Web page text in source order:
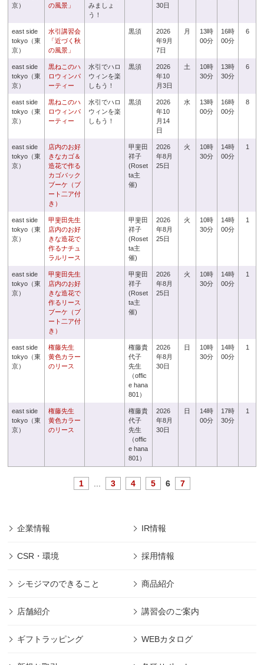
京）
の風景」
みましょ
う！
30日
east side
tokyo（東
京）
水引講習会
「近づく秋
の風景」
黒須
2026
年9月
7日
月
13時
00分
16時
00分
6
east side
tokyo（東
京）
黒ねこのハ
ロウィンパ
ーティー
水引でハロ
ウィンを楽
しもう！
黒須
2026
年10
月3日
土
10時
30分
13時
30分
6
east side
tokyo（東
京）
黒ねこのハ
ロウィンパ
ーティー
水引でハロ
ウィンを楽
しもう！
黒須
2026
年10
月14
日
水
13時
00分
16時
00分
8
east side
tokyo（東
京）
店内のお好
きなカゴ＆
造花で作る
カゴバック
ブーケ（ブ
ート二ア付
き）
甲斐田
祥子
(Roset
ta主
催)
2026
年8月
25日
火
10時
30分
14時
00分
1
east side
tokyo（東
京）
甲斐田先生
店内のお好
きな造花で
作るナチュ
ラルリース
甲斐田
祥子
(Roset
ta主
催)
2026
年8月
25日
火
10時
30分
14時
00分
1
east side
tokyo（東
京）
甲斐田先生
店内のお好
きな造花で
作るリース
ブーケ（ブ
ート二ア付
き）
甲斐田
祥子
(Roset
ta主
催)
2026
年8月
25日
火
10時
30分
14時
00分
1
east side
tokyo（東
京）
権藤先生
黄色カラー
のリース
権藤貴
代子
先生
（offic
e hana
801）
2026
年8月
30日
日
10時
30分
14時
00分
1
east side
tokyo（東
京）
権藤先生
黄色カラー
のリース
権藤貴
代子
先生
（offic
e hana
801）
2026
年8月
30日
日
14時
00分
17時
30分
1
1 3 4 5 6 7
企業情報 IR情報
CSR・環境 採用情報
シモジマのできること 商品紹介
店舗紹介 講習会のご案内
ギフトラッピング WEBカタログ